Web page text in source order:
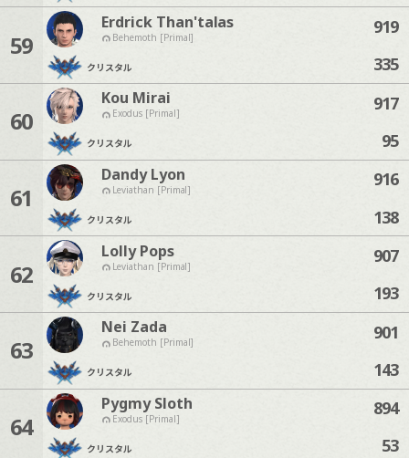
59
Erdrick Than'talas
Behemoth [Primal]
クリスタル
919
335
60
Kou Mirai
Exodus [Primal]
クリスタル
917
95
61
Dandy Lyon
Leviathan [Primal]
クリスタル
916
138
62
Lolly Pops
Leviathan [Primal]
クリスタル
907
193
63
Nei Zada
Behemoth [Primal]
クリスタル
901
143
64
Pygmy Sloth
Exodus [Primal]
クリスタル
894
53